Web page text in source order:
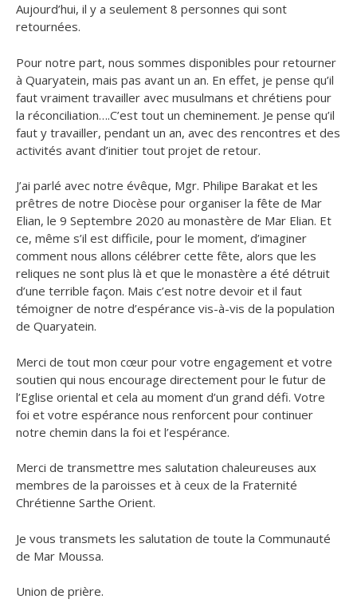
Aujourd’hui, il y a seulement 8 personnes qui sont
retournées.
Pour notre part, nous sommes disponibles pour retourner
à Quaryatein, mais pas avant un an. En effet, je pense qu’il
faut vraiment travailler avec musulmans et chrétiens pour
la réconciliation….C’est tout un cheminement. Je pense qu’il
faut y travailler, pendant un an, avec des rencontres et des
activités avant d’initier tout projet de retour.
J’ai parlé avec notre évêque, Mgr. Philipe Barakat et les
prêtres de notre Diocèse pour organiser la fête de Mar
Elian, le 9 Septembre 2020 au monastère de Mar Elian. Et
ce, même s’il est difficile, pour le moment, d’imaginer
comment nous allons célébrer cette fête, alors que les
reliques ne sont plus là et que le monastère a été détruit
d’une terrible façon. Mais c’est notre devoir et il faut
témoigner de notre d’espérance vis-à-vis de la population
de Quaryatein.
Merci de tout mon cœur pour votre engagement et votre
soutien qui nous encourage directement pour le futur de
l’Eglise oriental et cela au moment d’un grand défi. Votre
foi et votre espérance nous renforcent pour continuer
notre chemin dans la foi et l’espérance.
Merci de transmettre mes salutation chaleureuses aux
membres de la paroisses et à ceux de la Fraternité
Chrétienne Sarthe Orient.
Je vous transmets les salutation de toute la Communauté
de Mar Moussa.
Union de prière.